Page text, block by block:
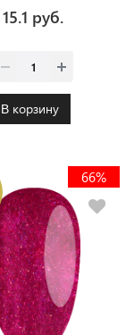
15.1 руб.
В корзину
66%